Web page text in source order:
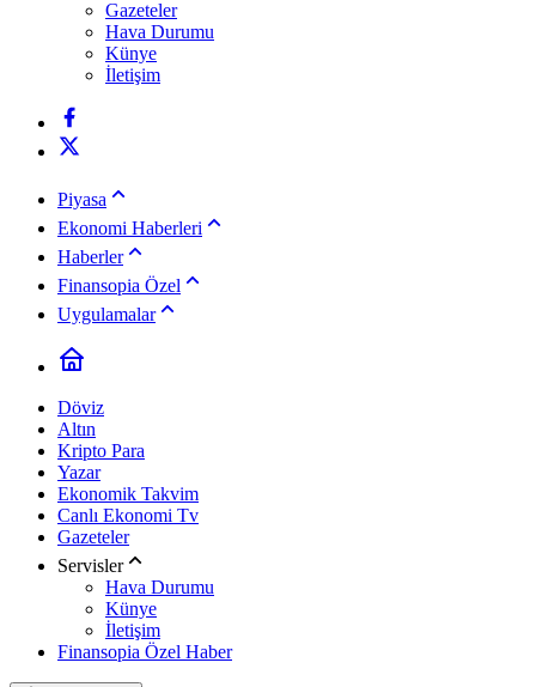
Gazeteler
Hava Durumu
Künye
İletişim
Piyasa
Ekonomi Haberleri
Haberler
Finansopia Özel
Uygulamalar
Döviz
Altın
Kripto Para
Yazar
Ekonomik Takvim
Canlı Ekonomi Tv
Gazeteler
Servisler
Hava Durumu
Künye
İletişim
Finansopia Özel Haber